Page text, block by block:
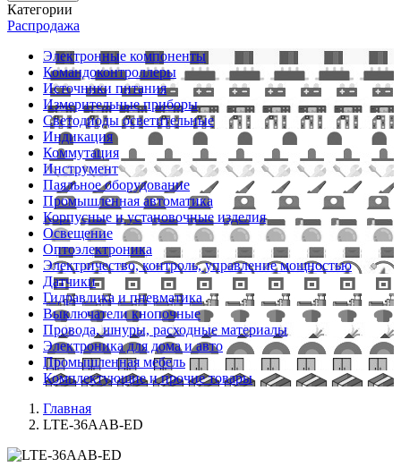
Категории
Распродажа
Электронные компоненты
Командоконтроллеры
Источники питания
Измерительные приборы
Светодиоды осветительные
Индикация
Коммутация
Инструмент
Паяльное оборудование
Промышленная автоматика
Корпусные и установочные изделия
Освещение
Оптоэлектроника
Электричество, контроль, управление мощностью
Датчики
Гидравлика и пневматика
Выключатели кнопочные
Провода, шнуры, расходные материалы
Электроника для дома и авто
Промышленная мебель
Комплектующие и прочие товары
Главная
LTE-36AAB-ED